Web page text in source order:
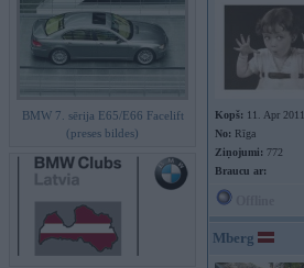
BMW 7. sērija E65/E66 Facelift
(preses bildes)
Kopš: 11. Apr 2011
No: Rīga
Ziņojumi: 772
Braucu ar:
Mberg